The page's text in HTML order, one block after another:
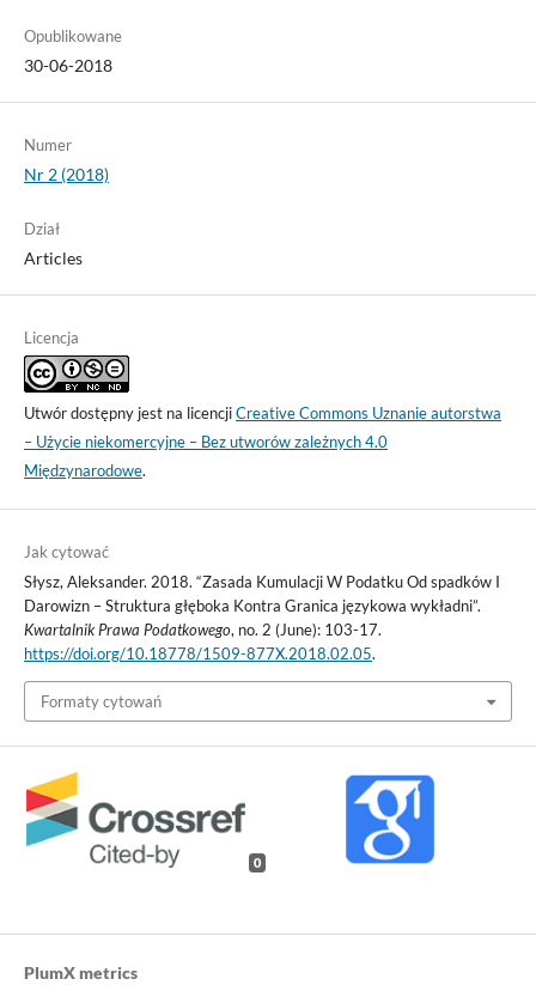
Opublikowane
30-06-2018
Numer
Nr 2 (2018)
Dział
Articles
Licencja
Utwór dostępny jest na licencjiCreative Commons Uznanie autorstwa
– Użycie niekomercyjne – Bez utworów zależnych 4.0
Międzynarodowe.
Jak cytować
Słysz, Aleksander. 2018. “Zasada Kumulacji W Podatku Od spadków I
Darowizn – Struktura głęboka Kontra Granica językowa wykładni”.
Kwartalnik Prawa Podatkowego, no. 2 (June): 103-17.
https://doi.org/10.18778/1509-877X.2018.02.05.
Formaty cytowań
0
PlumX metrics